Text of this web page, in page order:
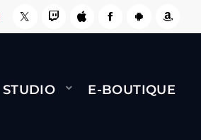
NAMI BERNARD MINET -
STUDIO E-BOUTIQUE